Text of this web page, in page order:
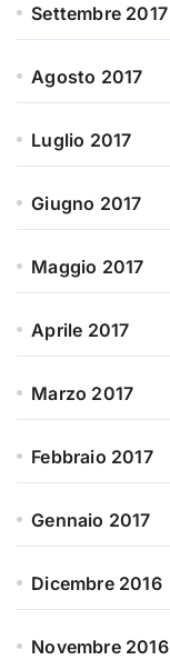
Settembre 2017
Agosto 2017
Luglio 2017
Giugno 2017
Maggio 2017
Aprile 2017
Marzo 2017
Febbraio 2017
Gennaio 2017
Dicembre 2016
Novembre 2016